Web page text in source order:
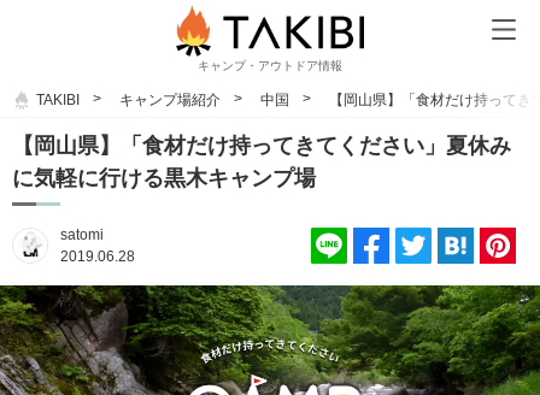
キャンプ・アウトドア情報
TAKIBI キャンプ場紹介 中国 【岡山県】「食材だけ持って
【岡山県】「食材だけ持ってきてください」夏休み
に気軽に行ける黒木キャンプ場
satomi
2019.06.28